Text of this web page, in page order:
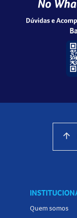
arrow_upward
Quem somos